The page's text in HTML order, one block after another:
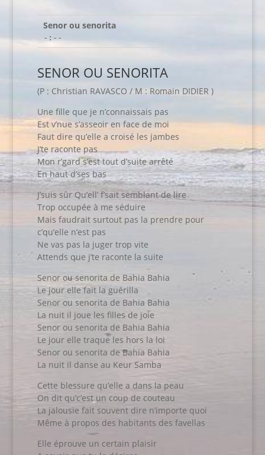
Senor ou senorita
-:--
SENOR OU SENORITA
(P : Christian RAVASCO / M : Romain DIDIER )
Une fille que je n’connaissais pas
Est v’nue s’asseoir en face de moi
Faut dire qu’elle a croisé les jambes
J’te raconte pas
Mon r’gard s’est tout d’suite arrêté
En haut d’ses bas
J’suis sûr Qu’ell’ f’sait semblant de lire
Trop occupée à me séduire
Mais faudrait surtout pas la prendre pour
c’qu’elle n’est pas
Ne vas pas la juger trop vite
Attends que j’te raconte la suite
Senor ou senorita de Bahia Bahia
Le jour elle fait la guérilla
Senor ou senorita de Bahia Bahia
La nuit il joue les filles de joie
Senor ou senorita de Bahia Bahia
Le jour elle traque les hors la loi
Senor ou senorita de Bahia Bahia
La nuit il danse au Keur Samba
Cette blessure qu’elle a dans la peau
On dit qu’c’est un coup de couteau
La jalousie fait souvent dire n’importe quoi
Même à propos des habitants des favellas
Elle éprouve un certain plaisir